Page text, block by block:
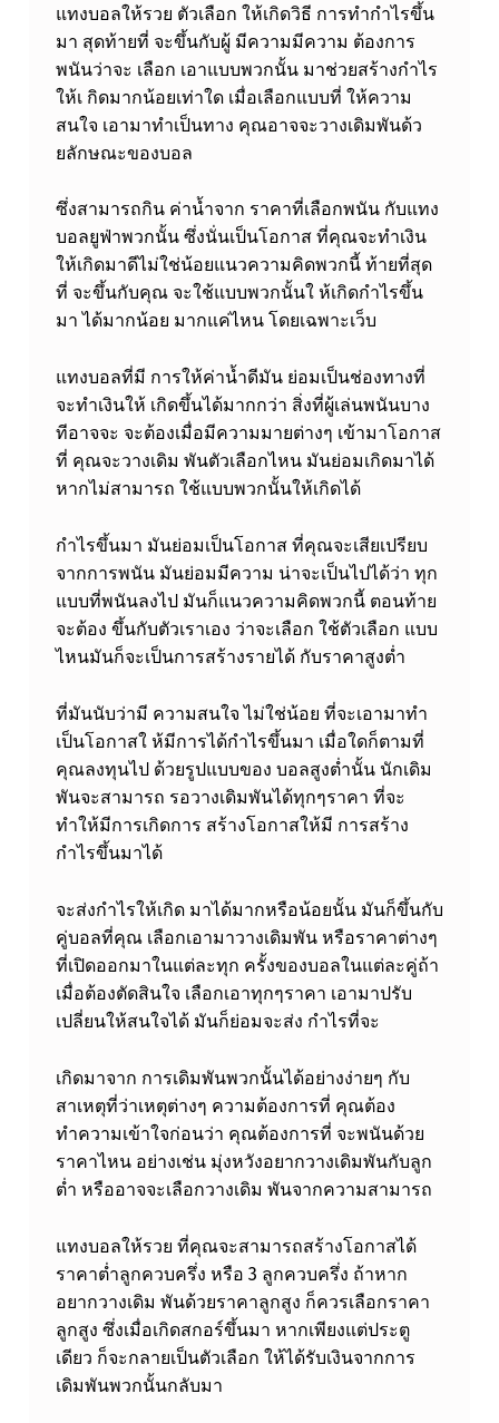
แทงบอลให้รวย ตัวเลือก ให้เกิดวิธี การทำกำไรขึ้น
มา สุดท้ายที่ จะขึ้นกับผู้ มีความมีความ ต้องการ
พนันว่าจะ เลือก เอาแบบพวกนั้น มาช่วยสร้างกำไร
ให้เ กิดมากน้อยเท่าใด เมื่อเลือกแบบที่ ให้ความ
สนใจ เอามาทำเป็นทาง คุณอาจจะวางเดิมพันด้ว
ยลักษณะของบอล
ซึ่งสามารถกิน ค่าน้ำจาก ราคาที่เลือกพนัน กับแทง
บอลยูฟ่าพวกนั้น ซึ่งนั่นเป็นโอกาส ที่คุณจะทำเงิน
ให้เกิดมาดีไม่ใช่น้อยแนวความคิดพวกนี้ ท้ายที่สุด
ที่ จะขึ้นกับคุณ จะใช้แบบพวกนั้นใ ห้เกิดกำไรขึ้น
มา ได้มากน้อย มากแค่ไหน โดยเฉพาะเว็บ
แทงบอลที่มี การให้ค่าน้ำดีมัน ย่อมเป็นช่องทางที่
จะทำเงินให้ เกิดขึ้นได้มากกว่า สิ่งที่ผู้เล่นพนันบาง
ทีอาจจะ จะต้องเมื่อมีความมายต่างๆ เข้ามาโอกาส
ที่ คุณจะวางเดิม พันตัวเลือกไหน มันย่อมเกิดมาได้
หากไม่สามารถ ใช้แบบพวกนั้นให้เกิดได้
กำไรขึ้นมา มันย่อมเป็นโอกาส ที่คุณจะเสียเปรียบ
จากการพนัน มันย่อมมีความ น่าจะเป็นไปได้ว่า ทุก
แบบที่พนันลงไป มันก็แนวความคิดพวกนี้ ตอนท้าย
จะต้อง ขึ้นกับตัวเราเอง ว่าจะเลือก ใช้ตัวเลือก แบบ
ไหนมันก็จะเป็นการสร้างรายได้ กับราคาสูงต่ำ
ที่มันนับว่ามี ความสนใจ ไม่ใช่น้อย ที่จะเอามาทำ
เป็นโอกาสใ ห้มีการได้กำไรขึ้นมา เมื่อใดก็ตามที่
คุณลงทุนไป ด้วยรูปแบบของ บอลสูงต่ำนั้น นักเดิม
พันจะสามารถ รอวางเดิมพันได้ทุกๆราคา ที่จะ
ทำให้มีการเกิดการ สร้างโอกาสให้มี การสร้าง
กำไรขึ้นมาได้
จะส่งกำไรให้เกิด มาได้มากหรือน้อยนั้น มันก็ขึ้นกับ
คู่บอลที่คุณ เลือกเอามาวางเดิมพัน หรือราคาต่างๆ
ที่เปิดออกมาในแต่ละทุก ครั้งของบอลในแต่ละคู่ถ้า
เมื่อต้องตัดสินใจ เลือกเอาทุกๆราคา เอามาปรับ
เปลี่ยนให้สนใจได้ มันก็ย่อมจะส่ง กำไรที่จะ
เกิดมาจาก การเดิมพันพวกนั้นได้อย่างง่ายๆ กับ
สาเหตุที่ว่าเหตุต่างๆ ความต้องการที่ คุณต้อง
ทำความเข้าใจก่อนว่า คุณต้องการที่ จะพนันด้วย
ราคาไหน อย่างเช่น มุ่งหวังอยากวางเดิมพันกับลูก
ต่ำ หรืออาจจะเลือกวางเดิม พันจากความสามารถ
แทงบอลให้รวย ที่คุณจะสามารถสร้างโอกาสได้ ​
ราคาต่ำลูกควบครึ่ง หรือ 3 ลูกควบครึ่ง ถ้าหาก
อยากวางเดิม พันด้วยราคาลูกสูง ก็ควรเลือกราคา
ลูกสูง ซึ่งเมื่อเกิดสกอร์ขึ้นมา หากเพียงแต่ประตู
เดียว ก็จะกลายเป็นตัวเลือก ให้ได้รับเงินจากการ
เดิมพันพวกนั้นกลับมา